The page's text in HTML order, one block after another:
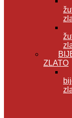
ZLATO